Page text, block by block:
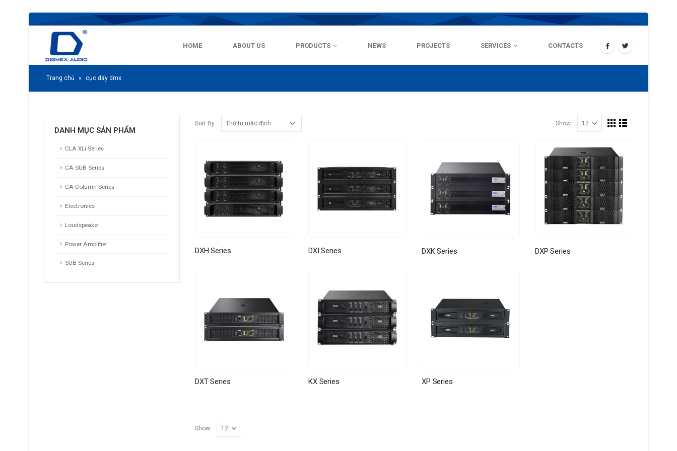
HOME ABOUT US PRODUCTS NEWS PROJECTS SERVICES CONTACTS
Trang chủ » cục đẩy dmx
Sort By: Show:
DXH Series DXI Series DXK Series DXP Series
DXT Series KX Series XP Series
Show:
DANH MỤC SẢN PHẨM
CLA XLi Series
CA SUB Series
CA Column Series
Electronics
Loudspeaker
Power Amplifier
SUB Series